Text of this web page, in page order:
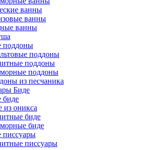
ванны
ванны
ванны
поддоны
поддоны
поддоны
поддоны
из песчаника
Биде
биде
из оникса
биде
биде
писсуары